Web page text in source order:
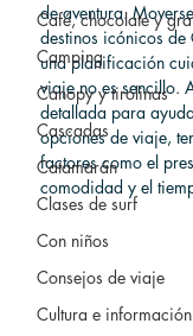
Café, chocolate y
Camping
Canopy y tirolinas
Cascadas
Catamarán
Clases de surf
Con niños
Consejos de viaje
Cultura e información
de aventura.
destinos icónicos de
una planificación
viaje no es sencillo.
detallada para
opciones de viaje,
factores como el
comodidad y el